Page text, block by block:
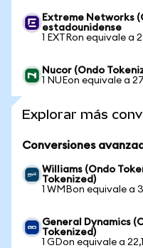
Extreme Networks
estadounidense
1 EXTRon equivale a
Nucor (Ondo
1 NUEon equivale a
Explorar más
Conversiones
Williams (Ondo
Tokenized)
1 WMBon equivale a
General Dynamics
Tokenized)
1 GDon equivale a